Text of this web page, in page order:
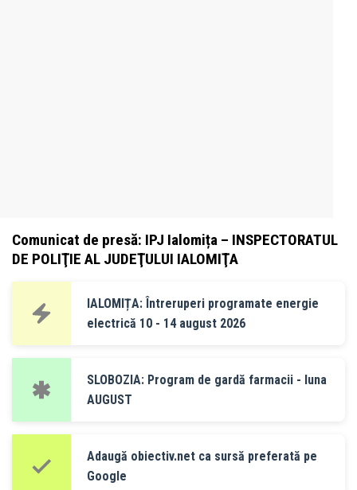
Comunicat de presă: IPJ Ialomița – INSPECTORATUL
DE POLIŢIE AL JUDEŢULUI IALOMIŢA
IALOMIȚA: Întreruperi programate energie
electrică 10 - 14 august 2026
SLOBOZIA: Program de gardă farmacii - luna
AUGUST
Adaugă obiectiv.net ca sursă preferată pe
Google